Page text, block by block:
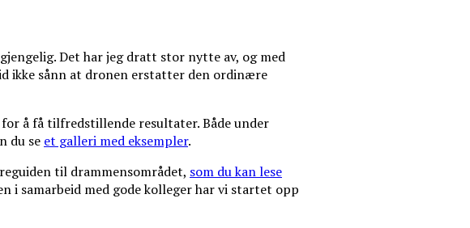
Det har jeg dratt stor nytte av, og med
ikke sånn at dronen erstatter den ordinære
å få tilfredstillende resultater. Både under
du se et galleri med eksempler.
til drammensområdet, som du kan lese
i samarbeid med gode kolleger har vi startet opp